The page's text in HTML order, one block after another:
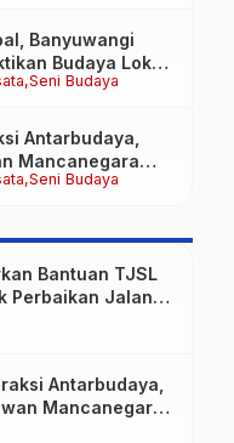
Seni Budaya
Banyuwangi
Budaya Lokal
Seni Budaya
Antarbudaya,
Mancanegara
Bantuan TJSL
Perbaikan Jalan
di
Antarbudaya,
Mancanegara